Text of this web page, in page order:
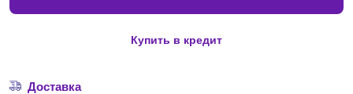
Купить в кредит
Доставка